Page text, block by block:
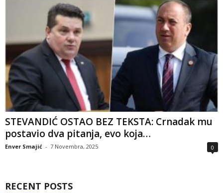
STEVANDIĆ OSTAO BEZ TEKSTA: Crnadak mu
postavio dva pitanja, evo koja…
Enver Smajić - 7 Novembra, 2025 0
RECENT POSTS